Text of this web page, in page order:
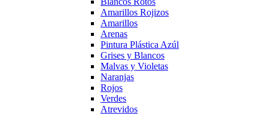
Amarillos Rojizos
Amarillos
Arenas
Pintura Plástica Azúl
Grises y Blancos
Malvas y Violetas
Naranjas
Rojos
Verdes
Atrevidos